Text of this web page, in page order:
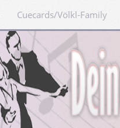
Cuecards/Völkl-Family